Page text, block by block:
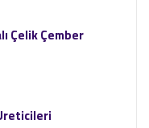
Çelik Çember